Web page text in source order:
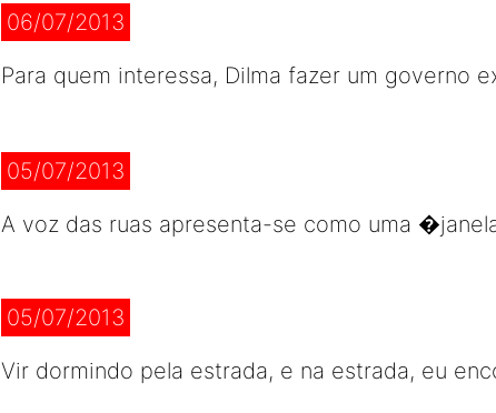
06/07/2013
Para quem interessa, Dilma fazer um governo
05/07/2013
A voz das ruas apresenta-se como uma
05/07/2013
Vir dormindo pela estrada, e na estrada, eu